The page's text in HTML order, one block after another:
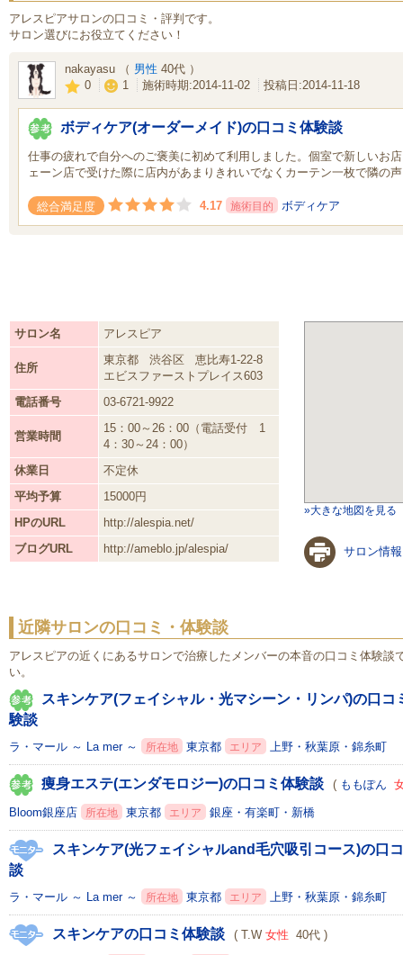
アレスピアサロンの口コミ・評判です。
サロン選びにお役立てください！
nakayasu （ 男性 40代 ）
0
1 施術時期:2014-11-02 投稿日:2014-11-18
ボディケア(オーダーメイド)の口コミ体験談
仕事の疲れで自分へのご褒美に初めて利用しました。個室で新しいお
ェーン店で受けた際に店内があまりきれいでなくカーテン一枚で隣の
総合満足度 4.17 施術目的 ボディケア
サロン名 アレスピア
住所
東京都 渋谷区
恵比寿1-22-8
エビスファーストプレイス603
電話番号
03-6721-9922
営業時間
15：00～26：00（電話受付 1
4：30～24：00）
休業日
不定休
平均予算
15000円
HPのURL
http://alespia.net/
ブログURL
http://ameblo.jp/alespia/
»大きな地図を見る
サロン情
近隣サロンの口コミ・体験談
アレスピアの近くにあるサロンで治療したメンバーの本音の口コミ体験談
い。
スキンケア(フェイシャル・光マシーン・リンパ)の口コ
験談
ラ・マール ～ La mer ～ 所在地 東京都 エリア 上野・秋葉原・錦糸町
痩身エステ(エンダモロジー)の口コミ体験談 ( ももぽん
Bloom銀座店 所在地 東京都 エリア 銀座・有楽町・新橋
スキンケア(光フェイシャルand毛穴吸引コース)の口
談
ラ・マール ～ La mer ～ 所在地 東京都 エリア 上野・秋葉原・錦糸町
スキンケアの口コミ体験談 ( T.W 女性 40代 )